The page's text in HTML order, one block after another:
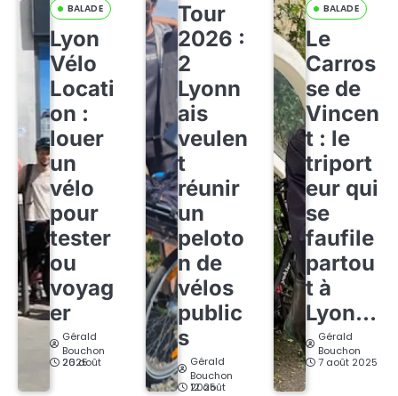
BALADE
Lyon
Vélo
Locati
on :
louer
un
vélo
pour
tester
ou
voyag
er
Gérald
Bouchon
26 août 2025
Tour
2026 :
2
Lyonn
ais
veulen
t
réunir
un
peloto
n de
vélos
public
s
Gérald
Bouchon
12 août 2025
BALADE
Le
Carros
se de
Vincen
t : le
triport
eur qui
se
faufile
partou
t à
Lyon…
Gérald
Bouchon
7 août 2025